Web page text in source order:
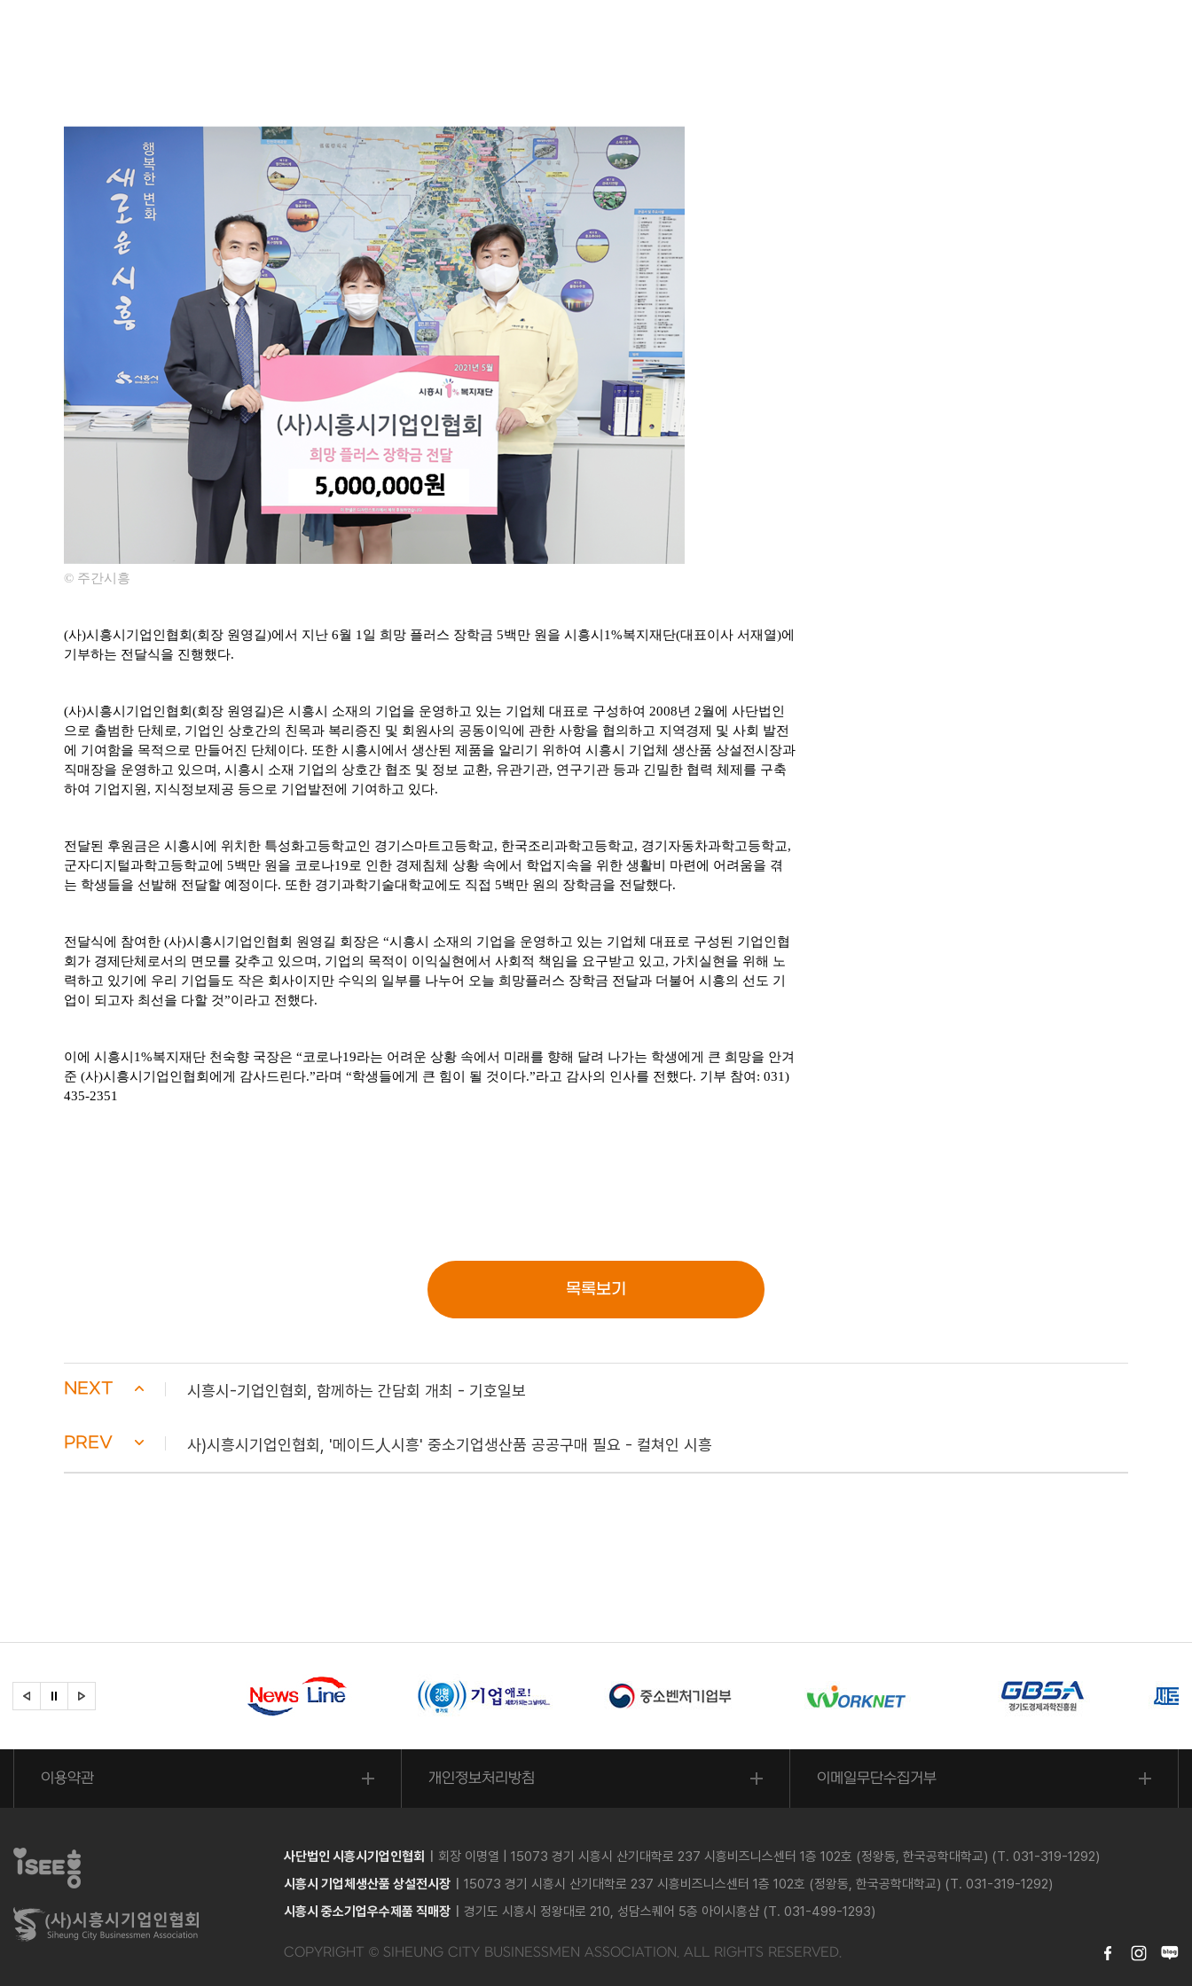
© 주간시흥
(사)시흥시기업인협회(회장 원영길)에서 지난 6월 1일 희망 플러스 장학금 5백만 원을 시흥시1%복지재단(대표이사 서재열)에
기부하는 전달식을 진행했다.
(사)시흥시기업인협회(회장 원영길)은 시흥시 소재의 기업을 운영하고 있는 기업체 대표로 구성하여 2008년 2월에 사단법인
으로 출범한 단체로, 기업인 상호간의 친목과 복리증진 및 회원사의 공동이익에 관한 사항을 협의하고 지역경제 및 사회 발전
에 기여함을 목적으로 만들어진 단체이다. 또한 시흥시에서 생산된 제품을 알리기 위하여 시흥시 기업체 생산품 상설전시장과
직매장을 운영하고 있으며, 시흥시 소재 기업의 상호간 협조 및 정보 교환, 유관기관, 연구기관 등과 긴밀한 협력 체제를 구축
하여 기업지원, 지식정보제공 등으로 기업발전에 기여하고 있다.
전달된 후원금은 시흥시에 위치한 특성화고등학교인 경기스마트고등학교, 한국조리과학고등학교, 경기자동차과학고등학교,
군자디지털과학고등학교에 5백만 원을 코로나19로 인한 경제침체 상황 속에서 학업지속을 위한 생활비 마련에 어려움을 겪
는 학생들을 선발해 전달할 예정이다. 또한 경기과학기술대학교에도 직접 5백만 원의 장학금을 전달했다.
전달식에 참여한 (사)시흥시기업인협회 원영길 회장은 “시흥시 소재의 기업을 운영하고 있는 기업체 대표로 구성된 기업인협
회가 경제단체로서의 면모를 갖추고 있으며, 기업의 목적이 이익실현에서 사회적 책임을 요구받고 있고, 가치실현을 위해 노
력하고 있기에 우리 기업들도 작은 회사이지만 수익의 일부를 나누어 오늘 희망플러스 장학금 전달과 더불어 시흥의 선도 기
업이 되고자 최선을 다할 것”이라고 전했다.
이에 시흥시1%복지재단 천숙향 국장은 “코로나19라는 어려운 상황 속에서 미래를 향해 달려 나가는 학생에게 큰 희망을 안겨
준 (사)시흥시기업인협회에게 감사드린다.”라며 “학생들에게 큰 힘이 될 것이다.”라고 감사의 인사를 전했다. 기부 참여: 031)
435-2351
목록보기
NEXT 시흥시-기업인협회, 함께하는 간담회 개최 - 기호일보
PREV 사)시흥시기업인협회, '메이드人시흥' 중소기업생산품 공공구매 필요 - 컬쳐인 시흥
이용약관 개인정보처리방침 이메일무단수집거부
사단법인 시흥시기업인협회 회장 이명열
| 15073 경기 시흥시 산기대학로 237 시흥비즈니스센터 1층 102호 (정왕동, 한국공학대학교) (T. 031-319-1292)
시흥시 기업체생산품 상설전시장
15073 경기 시흥시 산기대학로 237 시흥비즈니스센터 1층 102호 (정왕동, 한국공학대학교) (T. 031-319-1292)
시흥시 중소기업우수제품 직매장
경기도 시흥시 정왕대로 210, 성담스퀘어 5층 아이시흥샵 (T. 031-499-1293)
COPYRIGHT © SIHEUNG CITY BUSINESSMEN ASSOCIATION. ALL RIGHTS RESERVED.